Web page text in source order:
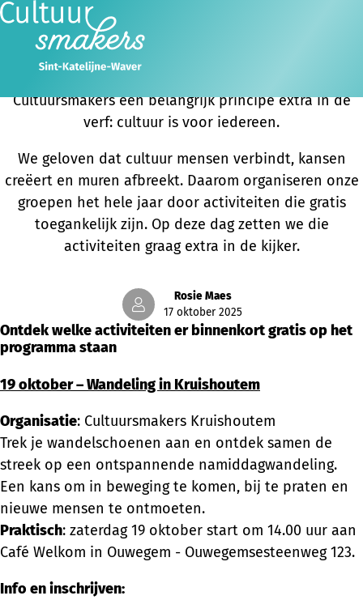
Internationale Dag tegen Armoede
de Uitbanning van Armoede, zetten we bij
Cultuursmakers een belangrijk principe extra in de
verf: cultuur is voor iedereen.
We geloven dat cultuur mensen verbindt, kansen
creëert en muren afbreekt. Daarom organiseren onze
groepen het hele jaar door activiteiten die gratis
toegankelijk zijn. Op deze dag zetten we die
activiteiten graag extra in de kijker.
Rosie Maes
17 oktober 2025
Ontdek welke activiteiten er binnenkort gratis op het
programma staan
19 oktober – Wandeling in Kruishoutem
Organisatie: Cultuursmakers Kruishoutem
Trek je wandelschoenen aan en ontdek samen de
streek op een ontspannende namiddagwandeling.
Een kans om in beweging te komen, bij te praten en
nieuwe mensen te ontmoeten.
Praktisch: zaterdag 19 oktober start om 14.00 uur aan
Café Welkom in Ouwegem - Ouwegemsesteenweg 123.
Info en inschrijven: